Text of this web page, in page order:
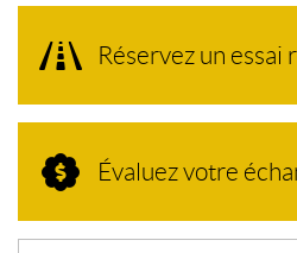
Réservez un essai
Évaluez votre